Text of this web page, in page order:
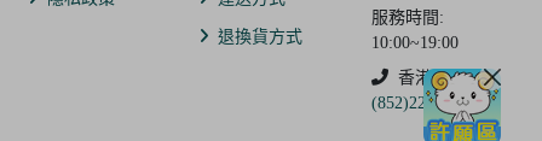
退換貨方式
服務時間:
10:00~19:00
香港
(852)2250-9311